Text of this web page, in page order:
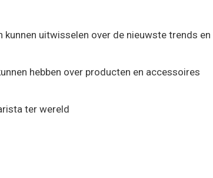
uitwisselen over de nieuwste trends en
hebben over producten en accessoires
ter wereld